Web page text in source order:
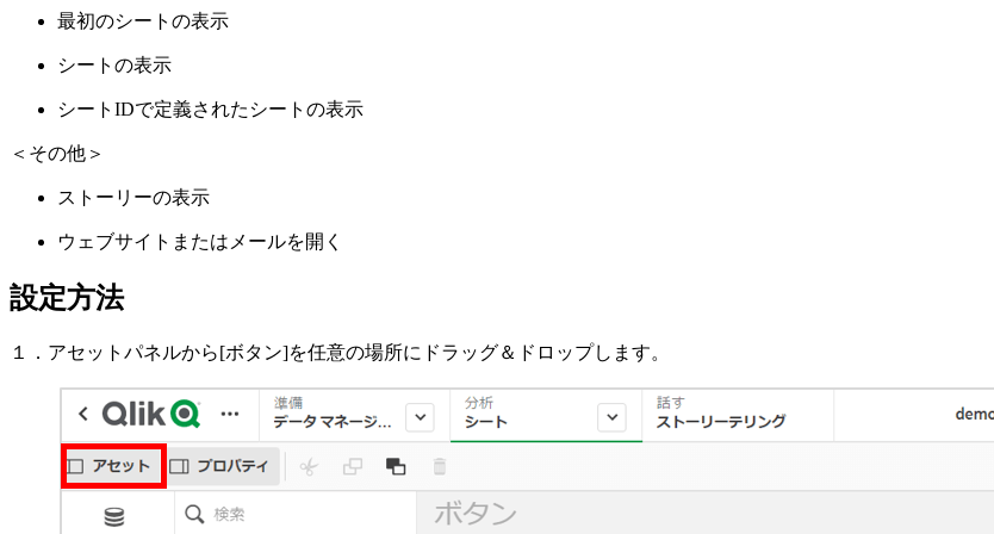
最初のシートの表示
シートの表示
シートIDで定義されたシートの表示
＜その他＞
ストーリーの表示
ウェブサイトまたはメールを開く
設定方法
１．アセットパネルから[ボタン]を任意の場所にドラッグ＆ドロップします。